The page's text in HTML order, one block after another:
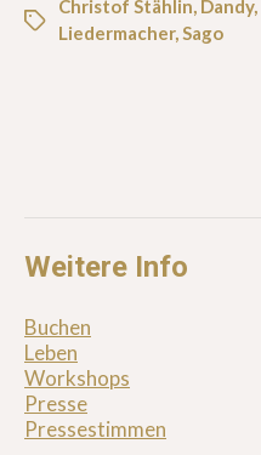
Christof Stählin, Dandy,
Liedermacher,Sago
Weitere Info
Buchen
Leben
Workshops
Presse
Pressestimmen